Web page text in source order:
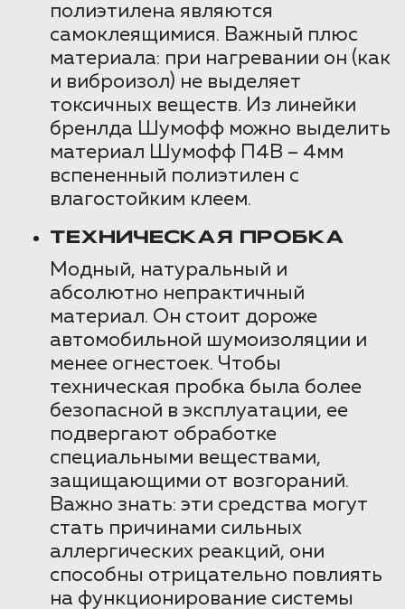
полиэтилена являются
самоклеящимися. Важный плюс
материала: при нагревании он (как
и виброизол) не выделяет
токсичных веществ. Из линейки
бренлда Шумофф можно выделить
материал Шумофф П4В – 4мм
вспененный полиэтилен с
влагостойким клеем.
ТЕХНИЧЕСКАЯ ПРОБКА
Модный, натуральный и
абсолютно непрактичный
материал. Он стоит дороже
автомобильной шумоизоляции и
менее огнестоек. Чтобы
техническая пробка была более
безопасной в эксплуатации, ее
подвергают обработке
специальными веществами,
защищающими от возгораний.
Важно знать: эти средства могут
стать причинами сильных
аллергических реакций, они
способны отрицательно повлиять
на функционирование системы